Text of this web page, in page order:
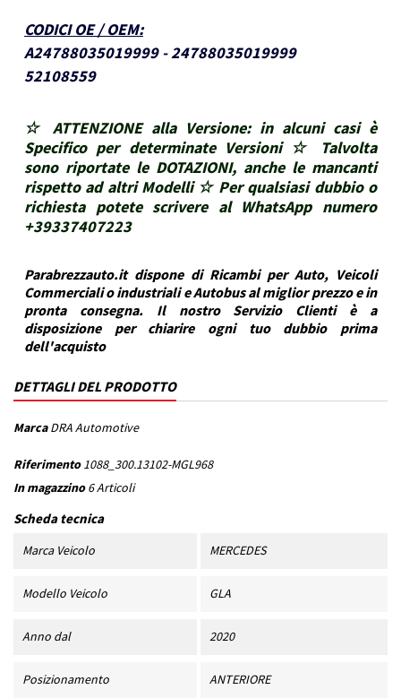
CODICI OE / OEM:
A24788035019999 - 24788035019999
52108559
☆ ATTENZIONE alla Versione: in alcuni casi è
Specifico per determinate Versioni ☆ Talvolta
sono riportate le DOTAZIONI, anche le mancanti
rispetto ad altri Modelli ☆ Per qualsiasi dubbio o
richiesta potete scrivere al WhatsApp numero
+39337407223
Parabrezzauto.it dispone di Ricambi per Auto, Veicoli
Commerciali o industriali e Autobus al miglior prezzo e in
pronta consegna. Il nostro Servizio Clienti è a
disposizione per chiarire ogni tuo dubbio prima
dell'acquisto
DETTAGLI DEL PRODOTTO
Marca DRA Automotive
Riferimento 1088_300.13102-MGL968
In magazzino 6 Articoli
Scheda tecnica
Marca Veicolo MERCEDES
Modello Veicolo GLA
Anno dal 2020
Posizionamento ANTERIORE